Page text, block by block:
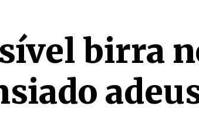
birra